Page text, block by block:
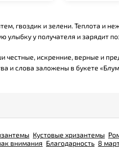
гвоздик и зелени. Теплота и
улыбку у получателя и зарядит
искренние, верные и
и слова заложены в букете
Кустовые хризантемы
внимания Благодарность 8